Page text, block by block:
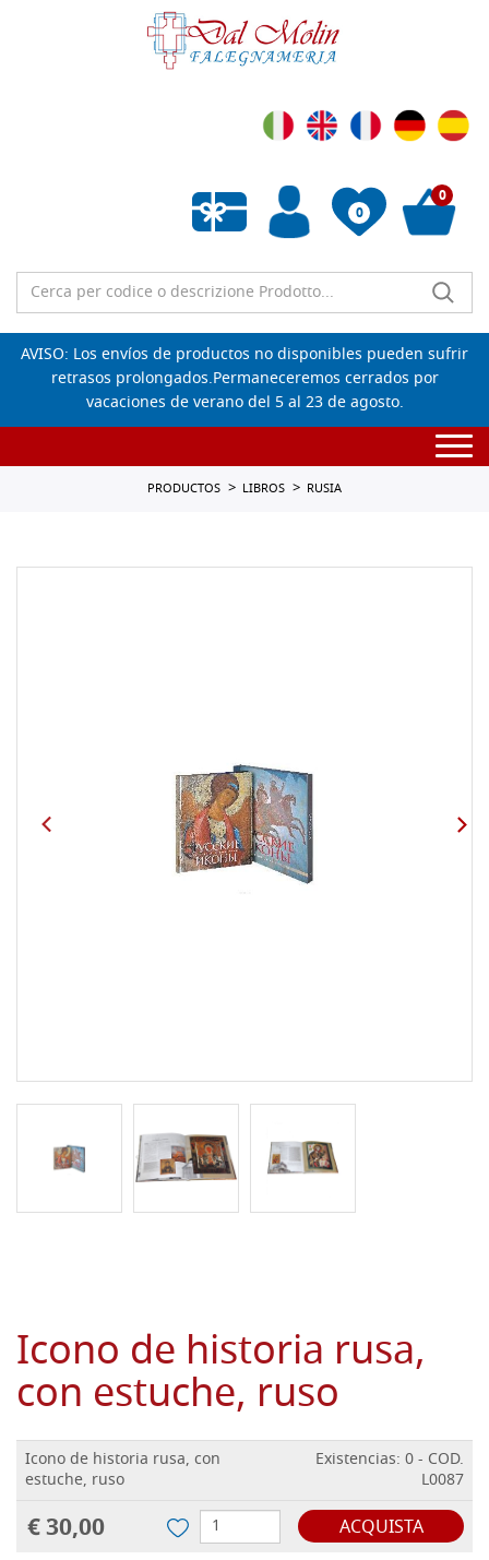
0
Lista de deseos vacía
0
AVISO: Los envíos de productos no disponibles pueden sufrir
retrasos prolongados.Permaneceremos cerrados por
vacaciones de verano del 5 al 23 de agosto.
PRODUCTOS LIBROS RUSIA
Icono de historia rusa,
con estuche, ruso
Icono de historia rusa, con
estuche, ruso
Existencias: 0 - COD.
L0087
€ 30,00 ACQUISTA